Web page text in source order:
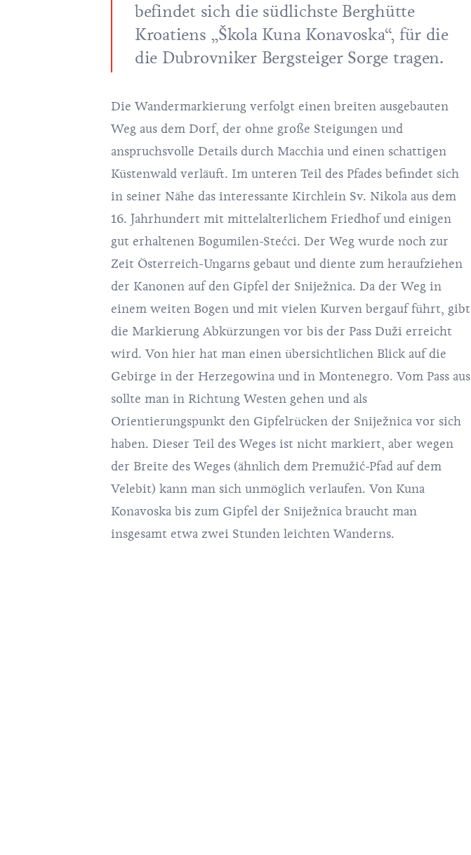
befindet sich die südlichste Berghütte
Kroatiens „Škola Kuna Konavoska“, für die
die Dubrovniker Bergsteiger Sorge tragen.
Die Wandermarkierung verfolgt einen breiten ausgebauten
Weg aus dem Dorf, der ohne große Steigungen und
anspruchsvolle Details durch Macchia und einen schattigen
Küstenwald verläuft. Im unteren Teil des Pfades befindet sich
in seiner Nähe das interessante Kirchlein Sv. Nikola aus dem
16. Jahrhundert mit mittelalterlichem Friedhof und einigen
gut erhaltenen Bogumilen-Stećci. Der Weg wurde noch zur
Zeit Österreich-Ungarns gebaut und diente zum heraufziehen
der Kanonen auf den Gipfel der Sniježnica. Da der Weg in
einem weiten Bogen und mit vielen Kurven bergauf führt, gibt
die Markierung Abkürzungen vor bis der Pass Duži erreicht
wird. Von hier hat man einen übersichtlichen Blick auf die
Gebirge in der Herzegowina und in Montenegro. Vom Pass aus
sollte man in Richtung Westen gehen und als
Orientierungspunkt den Gipfelrücken der Sniježnica vor sich
haben. Dieser Teil des Weges ist nicht markiert, aber wegen
der Breite des Weges (ähnlich dem Premužić-Pfad auf dem
Velebit) kann man sich unmöglich verlaufen. Von Kuna
Konavoska bis zum Gipfel der Sniježnica braucht man
insgesamt etwa zwei Stunden leichten Wanderns.